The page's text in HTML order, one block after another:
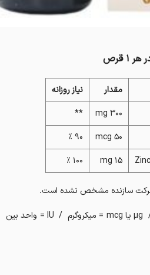
قرص
مقدار
نیاز روزانه
300 mg
**
50 mcg
90 %
15 mg
100 %
شرکت سازنده مشخص نشده است.
g = گرم / mg = میلی گرم / µg یا mcg = میکروگرم / IU = واحد بین